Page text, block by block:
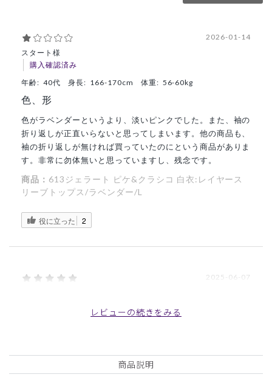
スタート様
購入確認済み
2026-01-14
年齢: 40代 身長: 166-170cm 体重: 56-60kg
色、形
色がラベンダーというより、淡いピンクでした。また、袖の
折り返しが正直いらないと思ってしまいます。他の商品も、
袖の折り返しが無ければ買っていたのにという商品がありま
す。非常に勿体無いと思っていますし、残念です。
商品： 613ジェラート ピケ&クラシコ 白衣:レイヤース
リーブトップス/ラベンダー/L
役に立った 2
2025-06-07
規定の制服ではありませんがこっそり着ています。
商品：613ジェラート ピケ&クラシコ 白衣:レイヤース
レビューの続きをみる
商品説明